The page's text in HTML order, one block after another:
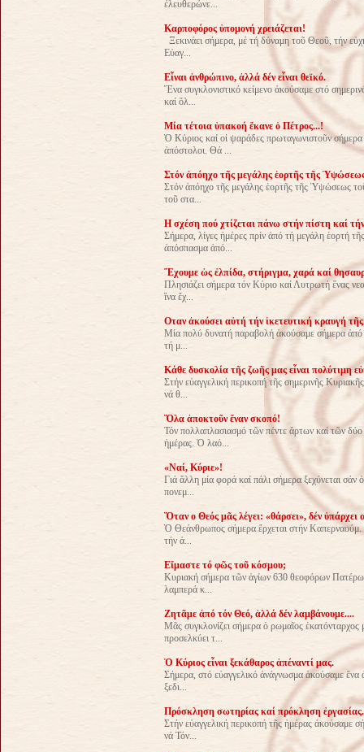
ἐλευθερώνε...
Καρποφόρος ὑπομονή χρειάζεται!
Ξεκινάει σήμερα, μέ τή δύναμη τοῦ Θεοῦ, τήν
Εὐαγ...
Εἶναι ἀνθρώπινο, ἀλλά δέν εἶναι θεϊκό.
Ἕνα συγκλονιστικό κείμενο ἀκούσαμε στό
καί ὅλ...
Μία τέτοια ὑπακοή ἔκανε ὁ Πέτρος...!
Ὁ Κύριος καί οἱ ψαράδες πρωταγωνιστοῦν
ἀπόστολοι. Θά ...
Στόν ἀπόηχο τῆς μεγάλης ἑορτῆς τῆς
Στόν ἀπόηχο τῆς μεγάλης ἑορτῆς τῆς Ὑψώσεως
τοῦ στα...
Η σχέση πού χτίζεται πάνω στήν πίστη καί
Σήμερα, λίγες ἡμέρες πρίν ἀπό τή μεγάλη ἑορτή
ἀπόσπασμα ἀπό...
Ἔχουμε ὡς ἐλπίδα, στήριγμα, χαρά καί
Πλησιάζει σήμερα τόν Κύριο καί Λυτρωτή ἕνας
ἵνα ἔχ...
Οταν ἀκούσει αὐτή τήν ἱκετευτική κραυγή
Μία πολύ δυνατή παραβολή ἀκούσαμε σήμερα ἀπό
τή μ...
Κάθε δυσκολία τῆς ζωῆς μας εἶναι πολύτιμη
Στήν εὐαγγελική περικοπή τῆς σημερινῆς
νά θ...
Ὅλα ἀποκτοῦν ἕναν σκοπό!
Τόν πολλαπλασιασμό τῶν πέντε ἄρτων καί τῶν
ἡμέρας. Ὁ λαό...
«Ναί, Κύριε»!
Γιά ἄλλη μία φορά καί πάλι σήμερα ξεχύνεται
πονεμ...
Ὅταν ο Θεός μᾶς λέγει: «θάρσει», δέν ὑπάρχει
Ὁ Θεάνθρωπος σήμερα ἔρχεται στήν Καπερναούμ.
τήν ἀ...
Εἴμαστε τό φῶς τοῦ κόσμου;
Κυριακή σήμερα τῶν ἁγίων 630 θεοφόρων
λαμπερά κ...
Ζητᾶμε ἀπό τόν Θεό, ἀλλά δέν λαμβάνουμε....
Μᾶς συγκλονίζει σήμερα ὁ ρωμαῖος
προσελκύει τ...
Ὁ Κύριος εἶναι ξεκάθαρος ἀπέναντί μας.
Σήμερα, στό εὐαγγελικό ἀνάγνωσμα ἀκούσαμε
ξεδι...
Πρόσκληση σωτηρίας καί πρόκληση ἐργασίας.
Στήν εὐαγγελική περικοπή τῆς ἡμέρας ἀκούσαμε
νά Τόν...